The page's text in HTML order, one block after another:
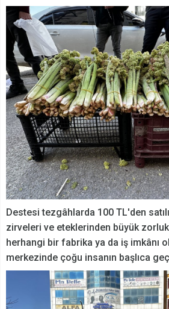
Destesi tezgâhlarda 100 TL'den
zirveleri ve eteklerinden büyük
herhangi bir fabrika ya da iş imkânı
merkezinde çoğu insanın başlıca